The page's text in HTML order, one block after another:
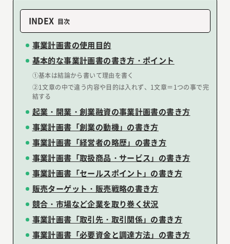
INDEX
事業計画書の使用目的
基本的な事業計画書の書き方・ポイント
①基本は結論から書いて理由を書く
②1文章の中で違う内容や目的は入れず、1文章＝1つの事で完
結する
起業・開業・創業融資の事業計画書の書き方
事業計画書「創業の動機」の書き方
事業計画書「経営者の略歴」の書き方
事業計画書「取扱商品・サービス」の書き方
事業計画書「セールスポイント」の書き方
販売ターゲット・販売戦略の書き方
競合・市場など企業を取り巻く状況
事業計画書「取引先・取引関係」の書き方
事業計画書「必要資金と調達方法」の書き方